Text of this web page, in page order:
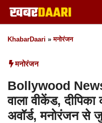
Skip
to
content
KhabarDaari »मनोरंजन
मनोरंजन
Bollywood
वाला वीकेंड,
अवॉर्ड, मनोरंजन से